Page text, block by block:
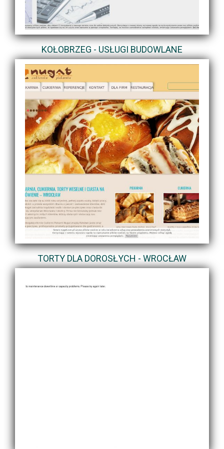
KOŁOBRZEG - USŁUGI BUDOWLANE
TORTY DLA DOROSŁYCH - WROCŁAW